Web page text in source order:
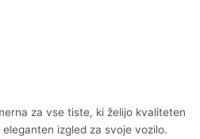
za vse tiste, ki želijo kvaliteten
izgled za svoje vozilo.